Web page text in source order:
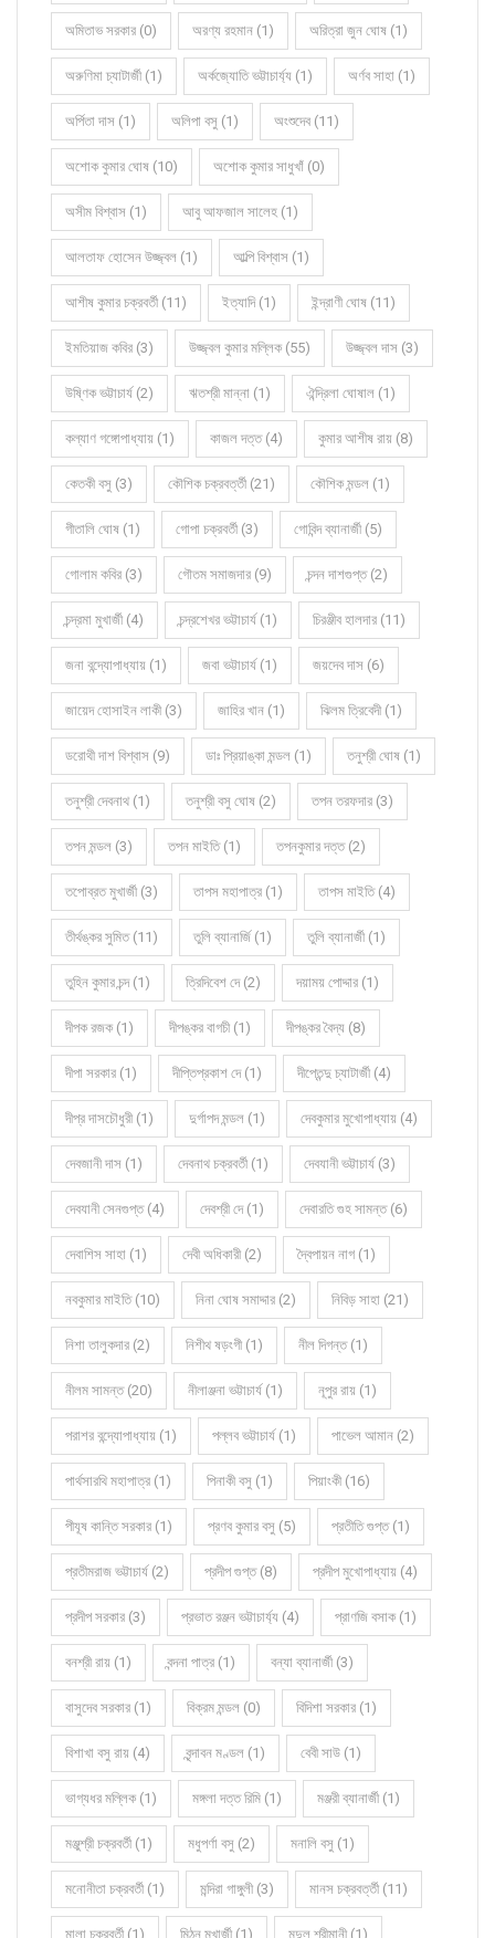
অমিতাভ সরকার (0) অরণ্য রহমান (1) অরিত্রা জুন ঘোষ (1)
অরুণিমা চ্যাটার্জী (1) অর্কজ্যোতি ভট্টাচার্য্য (1) অর্ণব সাহা (1)
অর্পিতা দাস (1) অলিপা বসু (1) অংশুদেব (11)
অশোক কুমার ঘোষ (10) অশোক কুমার সাধুখাঁ (0)
অসীম বিশ্বাস (1) আবু আফজাল সালেহ (1)
আলতাফ হোসেন উজ্জ্বল (1) আল্পি বিশ্বাস (1)
আশীষ কুমার চক্রবর্তী (11) ইত্যাদি (1) ইন্দ্রাণী ঘোষ (11)
ইমতিয়াজ কবির (3) উজ্জ্বল কুমার মল্লিক (55) উজ্জ্বল দাস (3)
উষ্ণিক ভট্টাচার্য (2) ঋতশ্রী মান্না (1) ঐন্দ্রিলা ঘোষাল (1)
কল্যাণ গঙ্গোপাধ্যায় (1) কাজল দত্ত (4) কুমার আশীষ রায় (8)
কেতকী বসু (3) কৌশিক চক্রবর্ত্তী (21) কৌশিক মন্ডল (1)
গীতালি ঘোষ (1) গোপা চক্রবর্তী (3) গোবিন্দ ব্যানার্জী (5)
গোলাম কবির (3) গৌতম সমাজদার (9) চন্দন দাশগুপ্ত (2)
চন্দ্রমা মুখার্জী (4) চন্দ্রশেখর ভট্টাচার্য (1) চিরঞ্জীব হালদার (11)
জনা বন্দ্যোপাধ্যায় (1) জবা ভট্টাচার্য (1) জয়দেব দাস (6)
জায়েদ হোসাইন লাকী (3) জাহির খান (1) ঝিলম ত্রিবেদী (1)
ডরোথী দাশ বিশ্বাস (9) ডাঃ প্রিয়াঙ্কা মন্ডল (1) তনুশ্রী ঘোষ (1)
তনুশ্রী দেবনাথ (1) তনুশ্রী বসু ঘোষ (2) তপন তরফদার (3)
তপন মন্ডল (3) তপন মাইতি (1) তপনকুমার দত্ত (2)
তপোব্রত মুখার্জী (3) তাপস মহাপাত্র (1) তাপস মাইতি (4)
তীর্থঙ্কর সুমিত (11) তুলি ব্যানার্জি (1) তুলি ব্যানার্জী (1)
তুহিন কুমার চন্দ (1) ত্রিদিবেশ দে (2) দয়াময় পোদ্দার (1)
দীপক রজক (1) দীপঙ্কর বাগচী (1) দীপঙ্কর বৈদ্য (8)
দীপা সরকার (1) দীপ্তিপ্রকাশ দে (1) দীপ্তেন্দু চ্যাটার্জী (4)
দীপ্র দাসচৌধুরী (1) দুর্গাপদ মন্ডল (1) দেবকুমার মুখোপাধ্যায় (4)
দেবজানী দাস (1) দেবনাথ চক্রবর্তী (1) দেবযানী ভট্টাচার্য (3)
দেবযানী সেনগুপ্ত (4) দেবশ্রী দে (1) দেবারতি গুহ সামন্ত (6)
দেবাশিস সাহা (1) দেবী অধিকারী (2) দ্বৈপায়ন নাগ (1)
নবকুমার মাইতি (10) নিনা ঘোষ সমাদ্দার (2) নিবিড় সাহা (21)
নিশা তালুকদার (2) নিশীথ ষড়ংগী (1) নীল দিগন্ত (1)
নীলম সামন্ত (20) নীলাঞ্জনা ভট্টাচার্য (1) নূপুর রায় (1)
পরাশর বন্দ্যোপাধ্যায় (1) পল্লব ভট্টাচার্য (1) পাভেল আমান (2)
পার্থসারথি মহাপাত্র (1) পিনাকী বসু (1) পিয়াংকী (16)
পীযূষ কান্তি সরকার (1) প্রণব কুমার বসু (5) প্রতীতি গুপ্ত (1)
প্রতীমরাজ ভট্টাচার্য (2) প্রদীপ গুপ্ত (8) প্রদীপ মুখোপাধ্যায় (4)
প্রদীপ সরকার (3) প্রভাত রঞ্জন ভট্টাচার্য্য (4) প্রাণজি বসাক (1)
বনশ্রী রায় (1) বন্দনা পাত্র (1) বন্যা ব্যানার্জী (3)
বাসুদেব সরকার (1) বিক্রম মন্ডল (0) বিদিশা সরকার (1)
বিশাখা বসু রায় (4) বৃন্দাবন মণ্ডল (1) বেবী সাউ (1)
ভাগ্যধর মল্লিক (1) মঙ্গলা দত্ত রিমি (1) মঞ্জরী ব্যানার্জী (1)
মঞ্জুশ্রী চক্রবর্তী (1) মধুপর্ণা বসু (2) মনালি বসু (1)
মনোনীতা চক্রবর্তী (1) মন্দিরা গাঙ্গুলী (3) মানস চক্রবর্ত্তী (11)
মালা চক্রবর্তী (1) মিঠুন মুখার্জী (1) মৃদুল শ্রীমানী (1)